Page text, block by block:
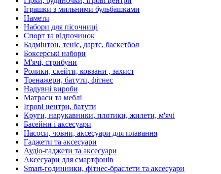
Іграшки з мильними бульбашками
Намети
Набори для пісочниці
Спорт та відпочинок
Бадмінтон, теніс, дартс, баскетбол
Боксерські набори
М'ячі, стрибуни
Ролики, скейти, ковзани , захист
Тренажери, батути, фітнес
Надувні вироби
Матраси та меблі
Ігрові центри, батути
Круги, нарукавники, плотики, жилети, м'ячі
Басейни і аксесуари
Насоси, човни, аксесуари для плавання
Гаджети та аксесуари
Аудіо-гаджети та аксесуари
Аксесуари для смартфонів
Smart-годинники, фітнес-браслети та аксесуари